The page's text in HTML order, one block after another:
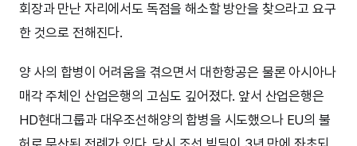
회장과 만난 자리에서도 독점을 해소할 방안을 찾으라고 요구
한 것으로 전해진다.
양 사의 합병이 어려움을 겪으면서 대한항공은 물론 아시아나
매각 주체인 산업은행의 고심도 깊어졌다. 앞서 산업은행은
HD현대그룹과 대우조선해양의 합병을 시도했으나 EU의 불